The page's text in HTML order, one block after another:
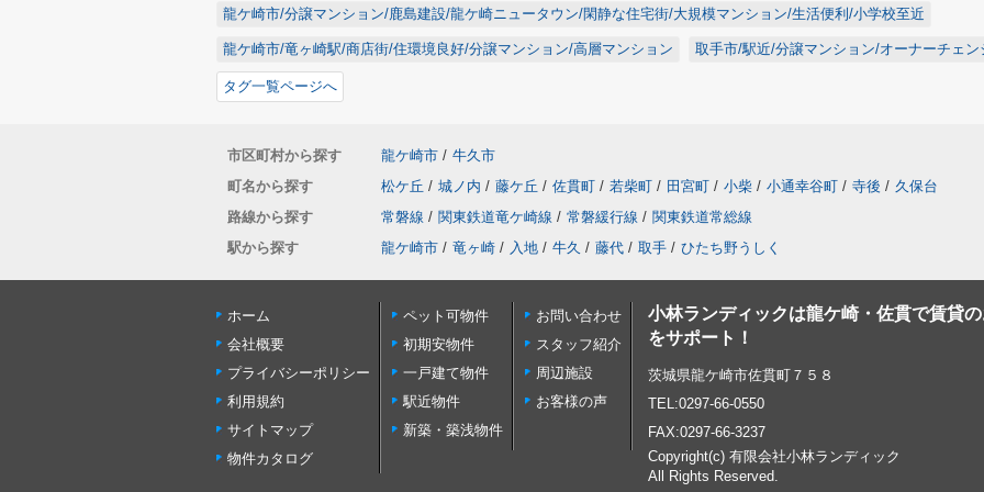
龍ケ崎市/分譲マンション/鹿島建設/龍ケ崎ニュータウン/閑静な住宅街/大規模マンション/生活便利/小学校至近
龍ケ崎市/竜ヶ崎駅/商店街/住環境良好/分譲マンション/高層マンション 取手市/駅近/分譲マンション/オーナーチェン
タグ一覧ページへ
市区町村から探す 龍ケ崎市 / 牛久市
町名から探す
松ケ丘 / 城ノ内 / 藤ケ丘 / 佐貫町 / 若柴町 / 田宮町 / 小柴 / 小通幸谷町 / 寺後 / 久保台
路線から探す
常磐線 / 関東鉄道竜ケ崎線 / 常磐緩行線 / 関東鉄道常総線
駅から探す
龍ケ崎市 / 竜ヶ崎 / 入地 / 牛久 / 藤代 / 取手 / ひたち野うしく
ホーム
会社概要
プライバシーポリシー
利用規約
サイトマップ
物件カタログ
ペット可物件
初期安物件
一戸建て物件
駅近物件
新築・築浅物件
お問い合わせ
スタッフ紹介
周辺施設
お客様の声
小林ランディックは龍ケ崎・佐貫で賃貸
をサポート！
茨城県龍ケ崎市佐貫町７５８
TEL:0297-66-0550
FAX:0297-66-3237
Copyright(c) 有限会社小林ランディック
All Rights Reserved.